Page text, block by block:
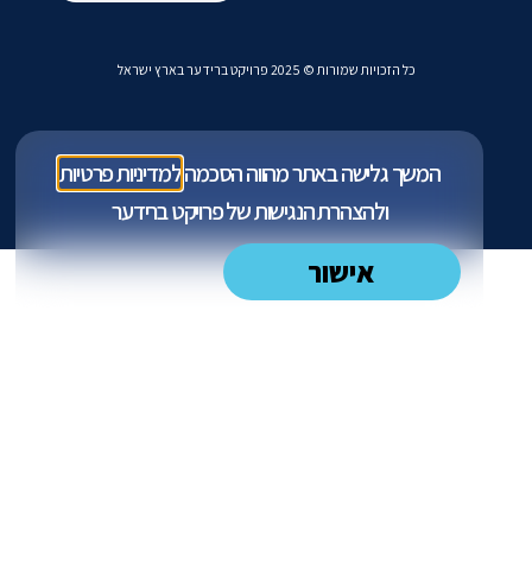
כל הזכויות שמורות © 2025 פרויקט ברידער בארץ ישראל
המשך גלישה באתר מהווה הסכמהלמדיניות פרטיות
ולהצהרת הנגישותשל פרויקט ברידער
אישור